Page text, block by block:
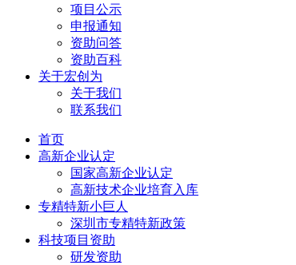
项目公示
申报通知
资助问答
资助百科
关于宏创为
关于我们
联系我们
首页
高新企业认定
国家高新企业认定
高新技术企业培育入库
专精特新小巨人
深圳市专精特新政策
科技项目资助
研发资助